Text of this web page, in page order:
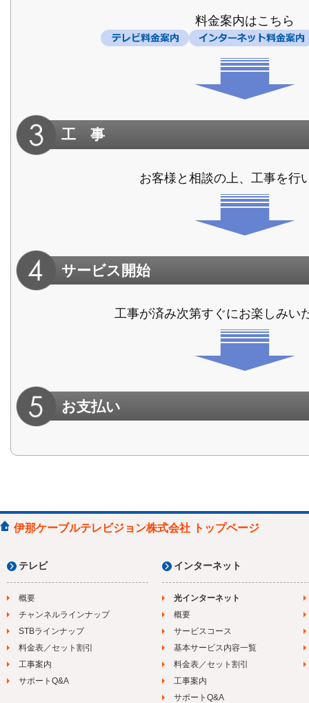
料金案内はこちら
工 事
お客様と相談の上、工事を行
サービス開始
工事が済み次第すぐにお楽しみい
お支払い
伊那ケーブルテレビジョン株式会社 トップページ
テレビ
概要
チャンネルラインナップ
STBラインナップ
料金表／セット割引
工事案内
サポートQ&A
インターネット
光インターネット
概要
サービスコース
基本サービス内容一覧
料金表／セット割引
工事案内
サポートQ&A